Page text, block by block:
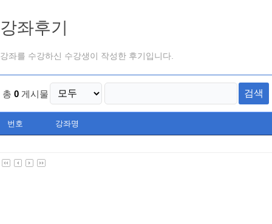
강좌후기
강좌를 수강하신 수강생이 작성한 후기입니다.
총 0 게시물 검색
번호 강좌명